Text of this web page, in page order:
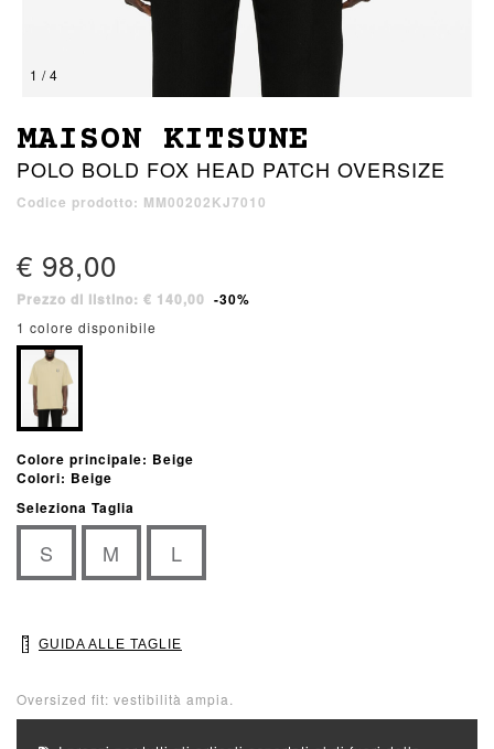
1 / 4
MAISON KITSUNE
POLO BOLD FOX HEAD PATCH OVERSIZE
Codice prodotto: MM00202KJ7010
€ 98,00
Prezzo di listino: € 140,00 -30%
1 colore disponibile
Colore principale: Beige
Colori: Beige
Seleziona Taglia
S M L
GUIDA ALLE TAGLIE
Oversized fit: vestibilità ampia.